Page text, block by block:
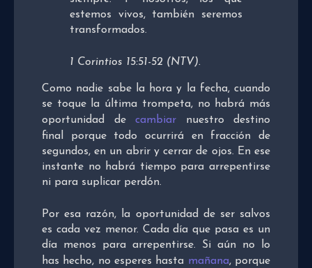
estemos vivos, también seremos
transformados.
1 Corintios 15:51-52 (NTV).
Como nadie sabe la hora y la fecha, cuando
se toque la última trompeta, no habrá más
oportunidad de cambiar nuestro destino
final porque todo ocurrirá en fracción de
segundos, en un abrir y cerrar de ojos. En ese
instante no habrá tiempo para arrepentirse
ni para suplicar perdón.
Por esa razón, la oportunidad de ser salvos
es cada vez menor. Cada día que pasa es un
día menos para arrepentirse. Si aún no lo
has hecho, no esperes hasta mañana, porque